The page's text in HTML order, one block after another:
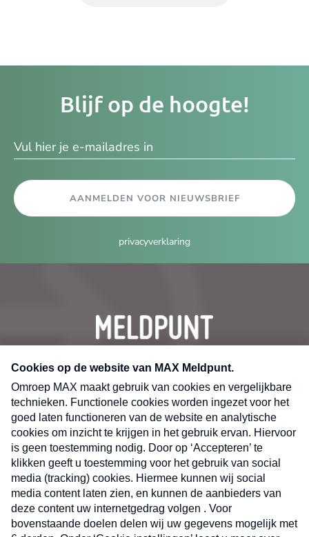
Blijf op de hoogte!
AANMELDEN VOOR NIEUWSBRIEF
privacyverklaring
CONTACT
Volg ons op